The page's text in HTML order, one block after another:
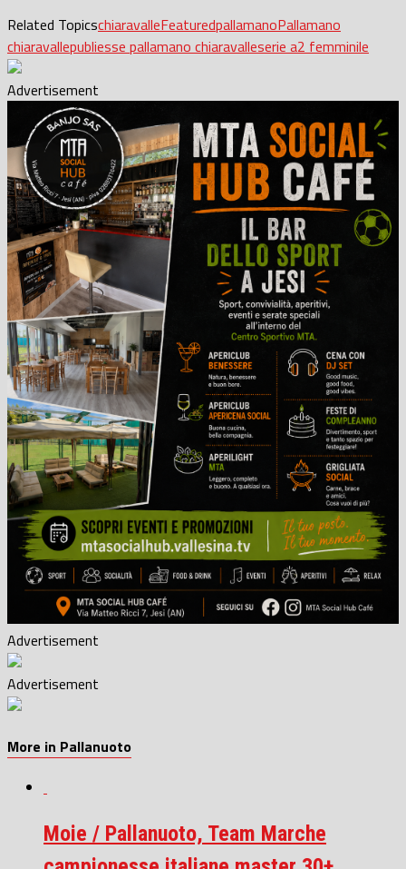
Related TopicschiaravalleFeaturedpallamanoPallamano
chiaravallepubliesse pallamano chiaravalleserie a2 femminile
Advertisement
Advertisement
Advertisement
More in Pallanuoto
Moie / Pallanuoto, Team Marche